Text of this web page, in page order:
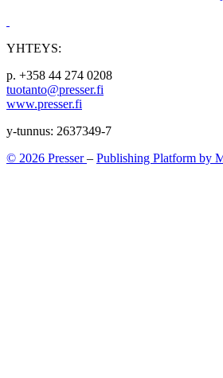
YHTEYS:
p. +358 44 274 0208
tuotanto@presser.fi
www.presser.fi
y-tunnus: 2637349-7
© 2026 Presser– Publishing Platform by